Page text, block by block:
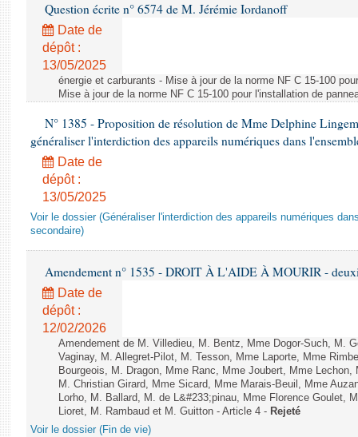
Question écrite n° 6574 de M. Jérémie Iordanoff
Date de
dépôt :
13/05/2025
énergie et carburants - Mise à jour de la norme NF C 15-100
Mise à jour de la norme NF C 15-100 pour l'installation de
N° 1385 - Proposition de résolution de Mme Delphine
généraliser l'interdiction des appareils numériques dans
Date de
dépôt :
13/05/2025
Voir le dossier (Généraliser l'interdiction des appareils numériques
secondaire)
Amendement n° 1535 - DROIT À L'AIDE À MOURIR -
Date de
dépôt :
12/02/2026
Amendement de M. Villedieu, M. Bentz, Mme Dogor-Such, M.
Vaginay, M. Allegret-Pilot, M. Tesson, Mme Laporte, Mme
Bourgeois, M. Dragon, Mme Ranc, Mme Joubert, Mme
M. Christian Girard, Mme Sicard, Mme Marais-Beuil, Mme
Lorho, M. Ballard, M. de L&#233;pinau, Mme Florence Goulet,
Lioret, M. Rambaud et M. Guitton - Article 4 - Rejeté
Voir le dossier (Fin de vie)